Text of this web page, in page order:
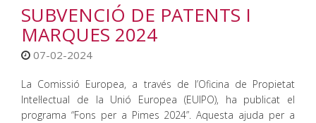
SUBVENCIÓ DE PATENTS I
MARQUES 2024
07-02-2024
La Comissió Europea, a través de l’Oficina de Propietat
Intel·lectual de la Unió Europea (EUIPO), ha publicat el
programa “Fons per a Pimes 2024”. Aquesta ajuda per a